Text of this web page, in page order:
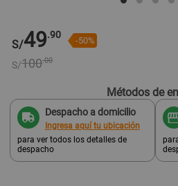
S/49.90 -50%
S/100.00
Métodos de
Despacho a domicilio
Ingresa aquí tu ubicación
para ver todos los detalles de
despacho